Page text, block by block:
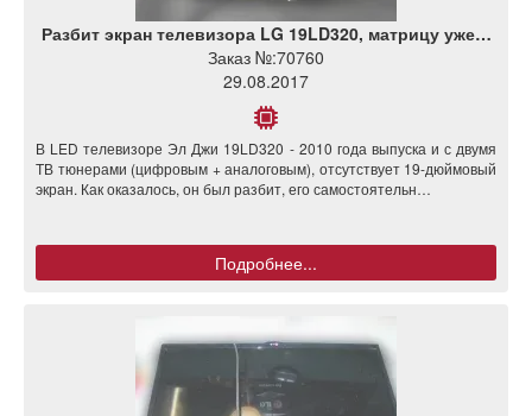
Разбит экран телевизора LG 19LD320, матрицу уже…
Заказ №:70760
29.08.2017
В LED телевизоре Эл Джи 19LD320 - 2010 года выпуска и с двумя
ТВ тюнерами (цифровым + аналоговым), отсутствует 19-дюймовый
экран. Как оказалось, он был разбит, его самостоятельн…
Подробнее...